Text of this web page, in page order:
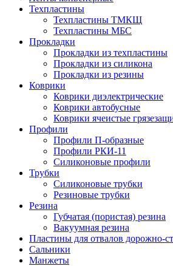
Техпластины
Техпластины ТМКЩ
Техпластины МБС
Прокладки
Прокладки из техпластины
Прокладки из силикона
Прокладки из резины
Коврики
Коврики диэлектрические
Коврики автобусные
Коврики ячеистые
Профили
Профили П-образные
Профили РКИ-11
Силиконовые профили
Трубки
Силиконовые трубки
Резиновые трубки
Резина
Губчатая (пористая) резина
Вакуумная резина
Пластины для отвалов дорожно-
Сальники
Манжеты